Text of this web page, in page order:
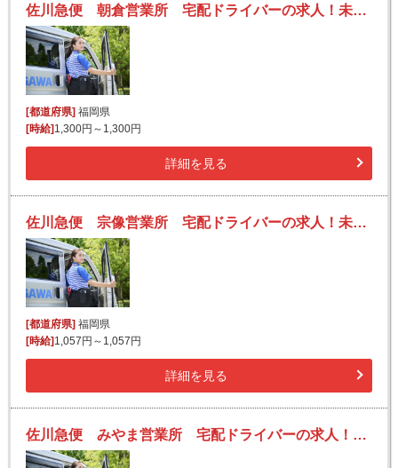
佐川急便 朝倉営業所 宅配ドライバーの求人！未経験歓迎！先輩たちがサポートします♪
[都道府県]福岡県
[時給]1,300円～1,300円
詳細を見る
佐川急便 宗像営業所 宅配ドライバーの求人！未経験歓迎！先輩たちがサポートします♪
[都道府県]福岡県
[時給]1,057円～1,057円
詳細を見る
佐川急便 みやま営業所 宅配ドライバーの求人！未経験歓迎！先輩たちがサポートします♪